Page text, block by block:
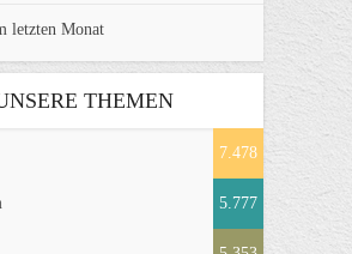
letzten Monat
THEMEN
7.478
5.777